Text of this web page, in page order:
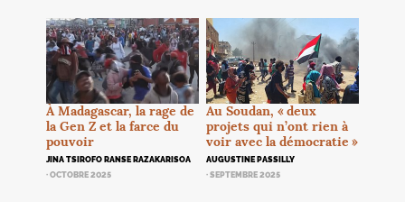
À Madagascar, la rage de
la Gen Z et la farce du
pouvoir
JINA TSIROFO RANSE RAZAKARISOA
· OCTOBRE 2025
Au Soudan, «deux
projets qui n’ont rien à
voir avec la démocratie »
AUGUSTINE PASSILLY
· SEPTEMBRE 2025